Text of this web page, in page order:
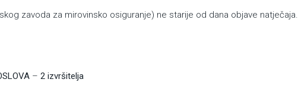
zavoda za mirovinsko osiguranje) ne starije od dana objave natječaja.
– 2 izvršitelja